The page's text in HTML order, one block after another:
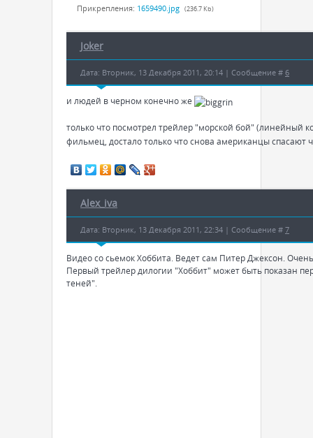
Прикрепления: 1659490.jpg (236.7 Kb)
Joker
Дата: Вторник, 13 Декабря 2011, 20:14 | Сообщение # 6
и людей в черном конечно же
только что посмотрел трейлер "морской бой" (линейный
фильмец, достало только что снова американцы спасают
Alex_iva
Дата: Вторник, 13 Декабря 2011, 22:34 | Сообщение # 7
Видео со сьемок Хоббита. Ведет сам Питер Джексон.
Первый трейлер дилогии "Хоббит" может быть показан
теней".